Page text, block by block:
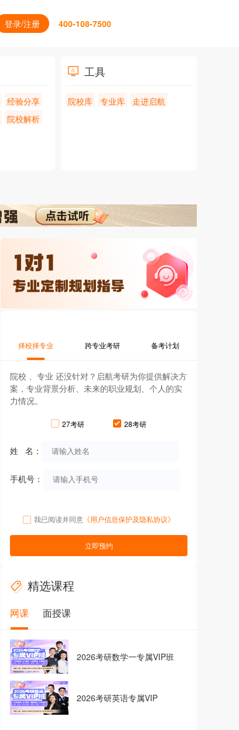
登录/注册 400-108-7500
经验分享
院校解析
工具
院校库 专业库 走进启航
择校择专业 跨专业考研 备考计划
院校 、专业 还没针对？启航考研为你提供解决方
案，专业背景分析、未来的职业规划、个人的实
力情况。
27考研 28考研
姓 名：
手机号：
我已阅读并同意 《用户信息保护及隐私协议》
立即预约
精选课程
网课 面授课
2026考研数学一专属VIP班
2026考研英语专属VIP